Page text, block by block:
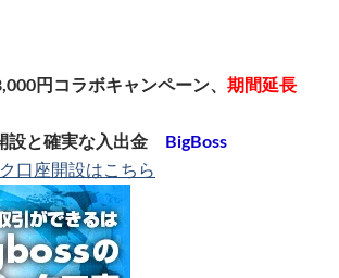
円コラボキャンペーン、 期間延長
設と確実な入出金
BigBoss
口座開設はこちら